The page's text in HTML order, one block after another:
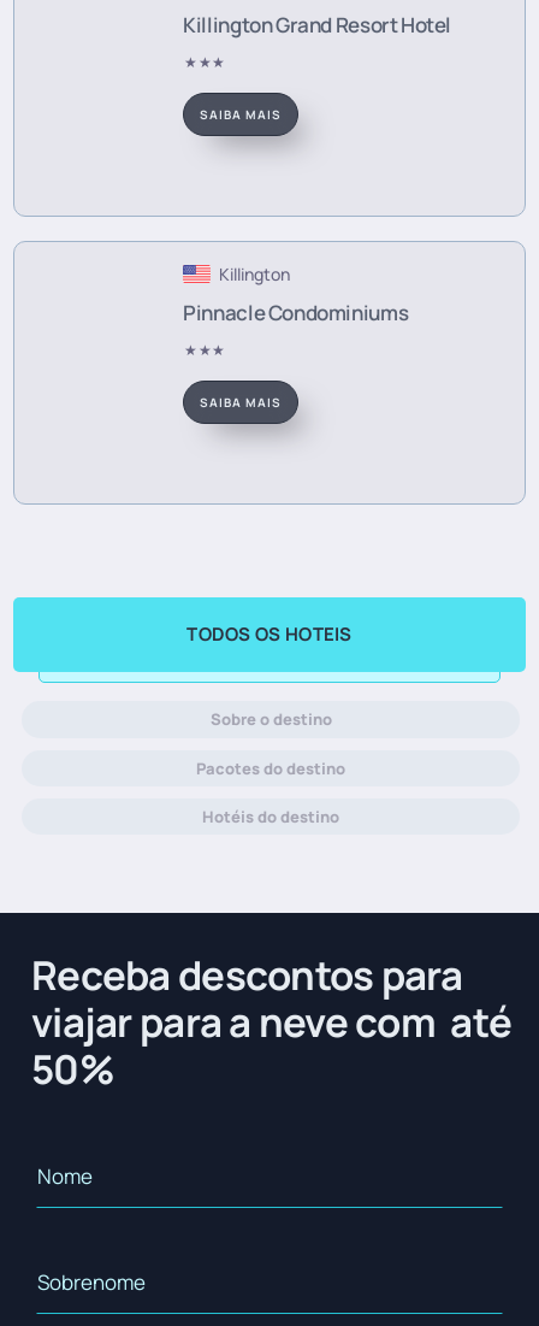
Killington Grand Resort Hotel
★★★
SAIBA MAIS
Killington
Pinnacle Condominiums
★★★
SAIBA MAIS
TODOS OS HOTEIS
Sobre o destino
Pacotes do destino
Hotéis do destino
Receba descontos para
viajar para a neve com até
50%